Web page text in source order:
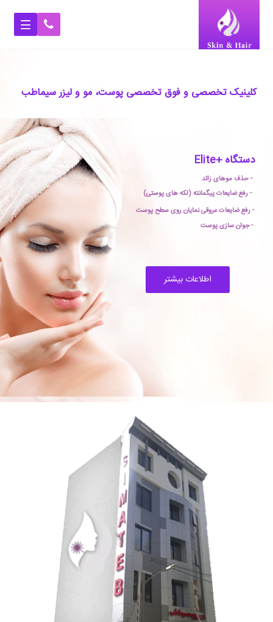
دستگاه +Elite
- حذف موهای زائد
اطلاعات بیشتر
- رفع ضایعات پیگمانته (لکه های پوستی)
- رفع ضایعات عروقی نمایان روی سطح پوست
- جوان‏ سازی پوست
کلینیک تخصصی و فوق تخصصی پوست، مو و لیزر سیماطب